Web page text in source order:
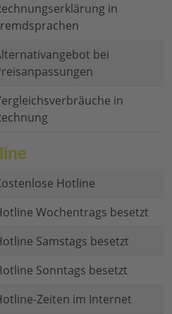
in
bei
in
Hotline
Wochentrags besetzt
Samstags besetzt
Sonntags besetzt
Zeiten im Internet